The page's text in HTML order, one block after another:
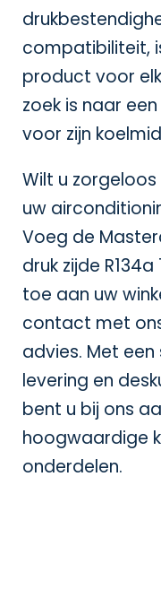
compatibiliteit,
product voor
zoek is naar
voor zijn
Wilt u
uw
Voeg de
druk zijde
toe aan uw
contact met
advies. Met een
levering en
bent u bij ons
hoogwaardige
onderdelen.